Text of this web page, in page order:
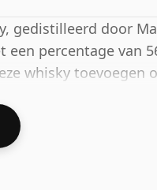
gedistilleerd door
percentage van
whisky toevoegen